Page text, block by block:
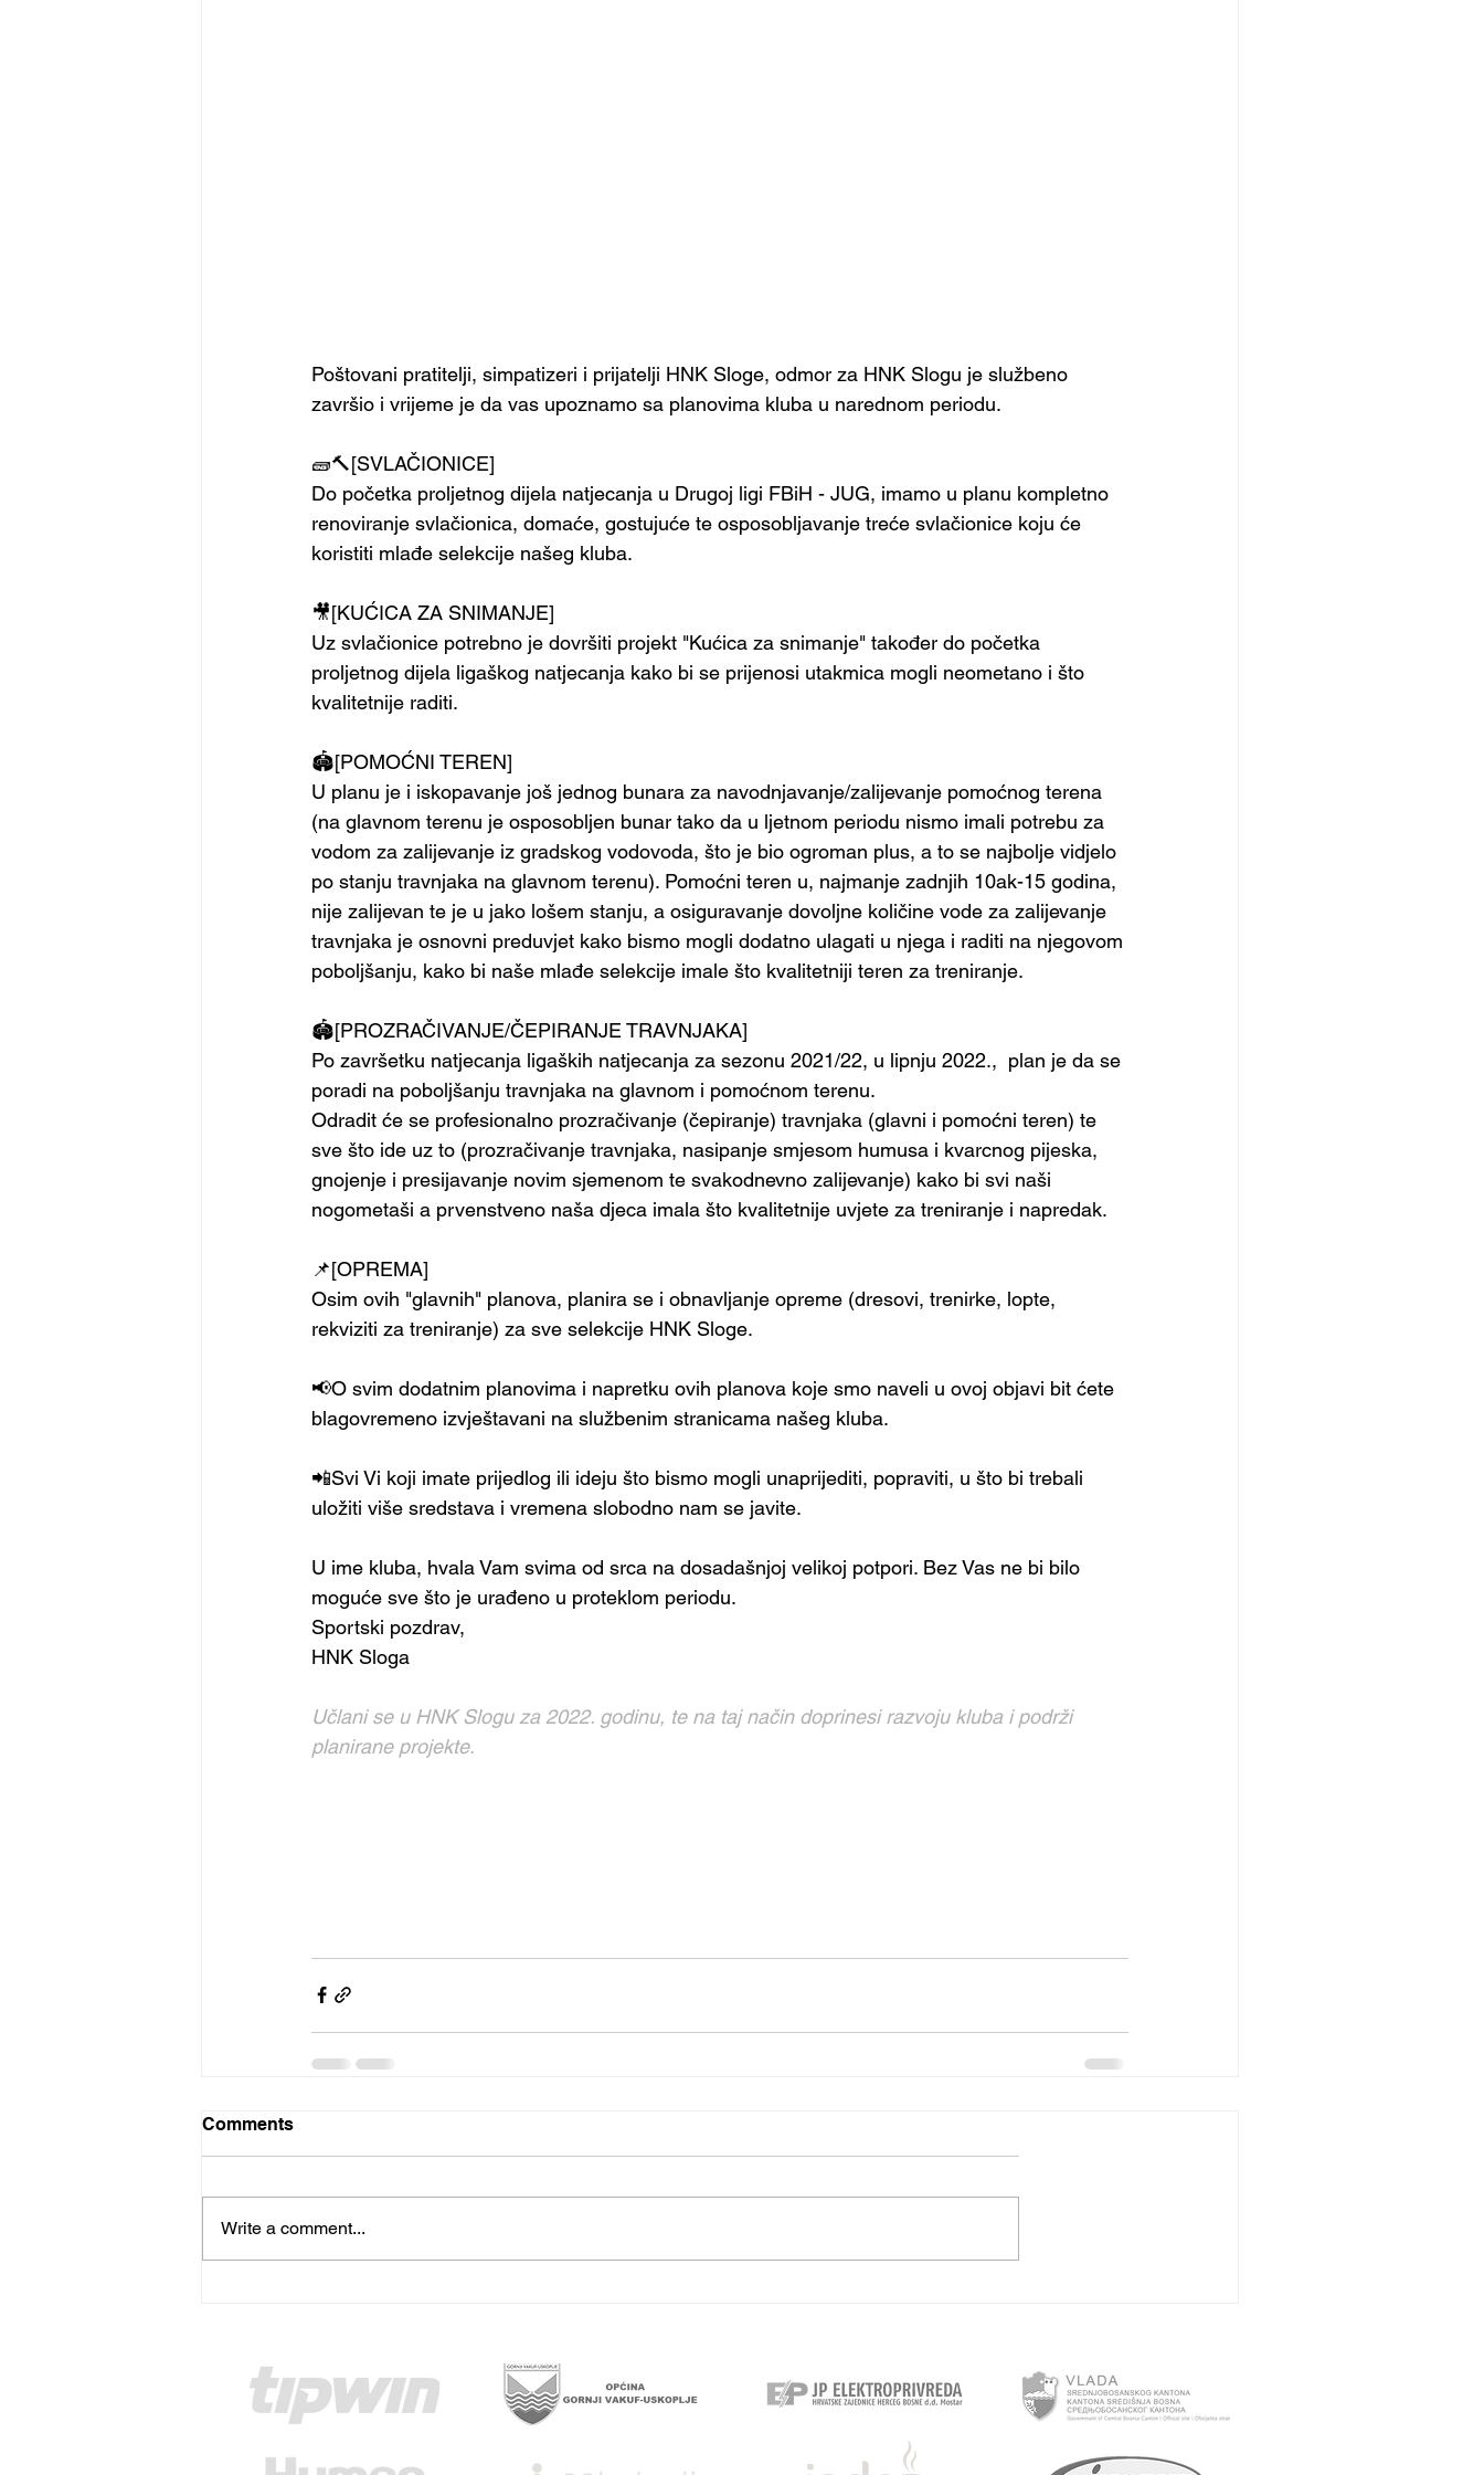
Poštovani pratitelji, simpatizeri i prijatelji HNK Sloge, odmor za HNK Slogu je službeno
završio i vrijeme je da vas upoznamo sa planovima kluba u narednom periodu.
🧱🔨[SVLAČIONICE]
Do početka proljetnog dijela natjecanja u Drugoj ligi FBiH - JUG, imamo u planu kompletno
renoviranje svlačionica, domaće, gostujuće te osposobljavanje treće svlačionice koju će
koristiti mlađe selekcije našeg kluba.
🎥[KUĆICA ZA SNIMANJE]
Uz svlačionice potrebno je dovršiti projekt "Kućica za snimanje" također do početka
proljetnog dijela ligaškog natjecanja kako bi se prijenosi utakmica mogli neometano i što
kvalitetnije raditi.
🏟[POMOĆNI TEREN]
U planu je i iskopavanje još jednog bunara za navodnjavanje/zalijevanje pomoćnog terena
(na glavnom terenu je osposobljen bunar tako da u ljetnom periodu nismo imali potrebu za
vodom za zalijevanje iz gradskog vodovoda, što je bio ogroman plus, a to se najbolje vidjelo
po stanju travnjaka na glavnom terenu). Pomoćni teren u, najmanje zadnjih 10ak-15 godina,
nije zalijevan te je u jako lošem stanju, a osiguravanje dovoljne količine vode za zalijevanje
travnjaka je osnovni preduvjet kako bismo mogli dodatno ulagati u njega i raditi na njegovom
poboljšanju, kako bi naše mlađe selekcije imale što kvalitetniji teren za treniranje.
🏟[PROZRAČIVANJE/ČEPIRANJE TRAVNJAKA]
Po završetku natjecanja ligaških natjecanja za sezonu 2021/22, u lipnju 2022.,  plan je da se
poradi na poboljšanju travnjaka na glavnom i pomoćnom terenu.
Odradit će se profesionalno prozračivanje (čepiranje) travnjaka (glavni i pomoćni teren) te
sve što ide uz to (prozračivanje travnjaka, nasipanje smjesom humusa i kvarcnog pijeska,
gnojenje i presijavanje novim sjemenom te svakodnevno zalijevanje) kako bi svi naši
nogometaši a prvenstveno naša djeca imala što kvalitetnije uvjete za treniranje i napredak.
📌[OPREMA]
Osim ovih "glavnih" planova, planira se i obnavljanje opreme (dresovi, trenirke, lopte,
rekviziti za treniranje) za sve selekcije HNK Sloge.
📢O svim dodatnim planovima i napretku ovih planova koje smo naveli u ovoj objavi bit ćete
blagovremeno izvještavani na službenim stranicama našeg kluba.
📲Svi Vi koji imate prijedlog ili ideju što bismo mogli unaprijediti, popraviti, u što bi trebali
uložiti više sredstava i vremena slobodno nam se javite.
U ime kluba, hvala Vam svima od srca na dosadašnjoj velikoj potpori. Bez Vas ne bi bilo
moguće sve što je urađeno u proteklom periodu.
Sportski pozdrav,
HNK Sloga
Učlani se u HNK Slogu za 2022. godinu, te na taj način doprinesi razvoju kluba i podrži
planirane projekte.
Comments
Write a comment...